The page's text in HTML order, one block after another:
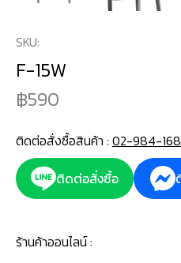
SKU:
F-15W
590
ติดต่อสั่งซื้อสินค้า : 02-984-
ติดต่อสั่งซื้อ
ร้านค้าออนไลน์ :